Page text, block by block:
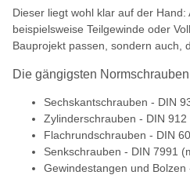
Dieser liegt wohl klar auf der
beispielsweise Teilgewinde oder
Bauprojekt passen, sondern auch,
Die gängigsten Normschrauben
Sechskantschrauben - DIN
Zylinderschrauben - DIN
Flachrundschrauben - DIN
Senkschrauben - DIN 7991
Gewindestangen und